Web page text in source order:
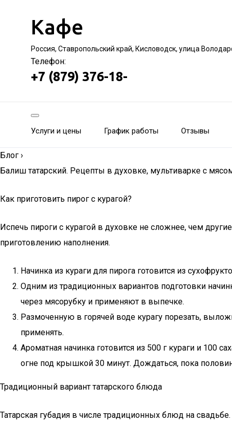
Кафе
Россия, Ставропольский край, Кисловодск, улица
Телефон:
+7 (879) 376-18-
Услуги и цены График работы Отзывы
Блог ›
Балиш татарский. Рецепты в духовке, мультиварке с
Как приготовить пирог с курагой?
Испечь пироги с курагой в духовке не сложнее, чем
приготовлению наполнения.
Начинка из кураги для пирога готовится из
Одним из традиционных вариантов подготовки
через мясорубку и применяют в выпечке.
Размоченную в горячей воде курагу порезать,
применять.
Ароматная начинка готовится из 500 г кураги и 100
огне под крышкой 30 минут. Дождаться, пока
Традиционный вариант татарского блюда
Татарская губадия в числе традиционных блюд на